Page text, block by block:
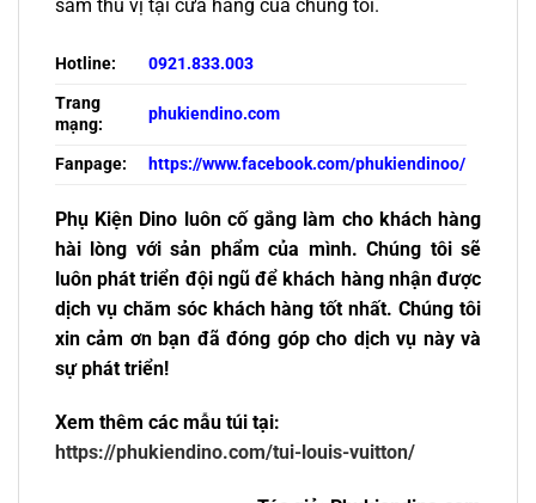
sắm thú vị tại cửa hàng của chúng tôi.
Hotline:
0921.833.003
Trang
mạng:
phukiendino.com
Fanpage: https://www.facebook.com/phukiendinoo/
Phụ Kiện Dino luôn cố gắng làm cho khách hàng
hài lòng với sản phẩm của mình. Chúng tôi sẽ
luôn phát triển đội ngũ để khách hàng nhận được
dịch vụ chăm sóc khách hàng tốt nhất. Chúng tôi
xin cảm ơn bạn đã đóng góp cho dịch vụ này và
sự phát triển!
Xem thêm các mẫu túi tại:
https://phukiendino.com/tui-louis-vuitton/